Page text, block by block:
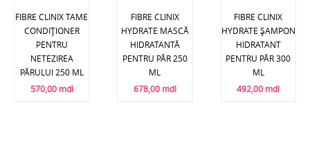
FIBRE CLINIX TAME
CONDIȚIONER
PENTRU
NETEZIREA
PĂRULUI 250 ML
570,00 mdl
FIBRE CLINIX
HYDRATE MASCĂ
HIDRATANTĂ
PENTRU PĂR 250
ML
678,00 mdl
FIBRE CLINIX
HYDRATE ȘAMPON
HIDRATANT
PENTRU PĂR 300
ML
492,00 mdl